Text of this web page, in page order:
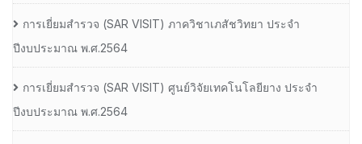
การเยี่ยมสํารวจ (SAR VISIT) ภาควิชาเภสัชวิทยา ประจํา
ปีงบประมาณ พ.ศ.2564
การเยี่ยมสํารวจ (SAR VISIT) ศูนย์วิจัยเทคโนโลยียาง ประจํา
ปีงบประมาณ พ.ศ.2564